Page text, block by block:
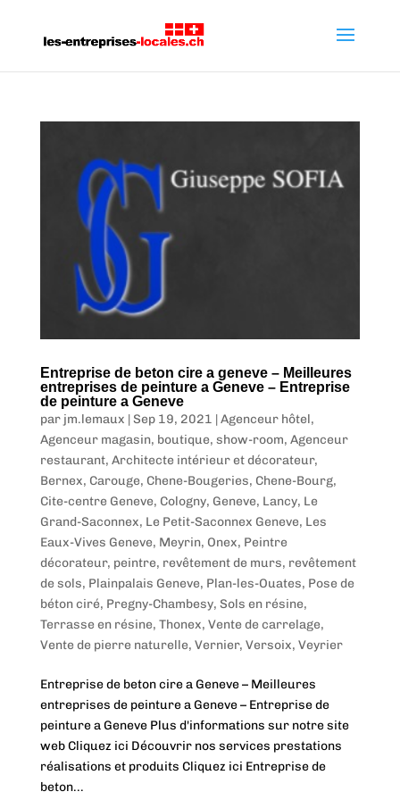
Entreprise de beton cire a geneve – Meilleures
entreprises de peinture a Geneve – Entreprise
de peinture a Geneve
par jm.lemaux |Sep 19, 2021 |Agenceur hôtel,
Agenceur magasin, boutique, show-room, Agenceur
restaurant, Architecte intérieur et décorateur,
Bernex, Carouge, Chene-Bougeries, Chene-Bourg,
Cite-centre Geneve, Cologny, Geneve, Lancy, Le
Grand-Saconnex, Le Petit-Saconnex Geneve, Les
Eaux-Vives Geneve, Meyrin, Onex, Peintre
décorateur, peintre, revêtement de murs, revêtement
de sols, Plainpalais Geneve, Plan-les-Ouates, Pose de
béton ciré, Pregny-Chambesy, Sols en résine,
Terrasse en résine, Thonex, Vente de carrelage,
Vente de pierre naturelle, Vernier, Versoix, Veyrier
Entreprise de beton cire a Geneve – Meilleures
entreprises de peinture a Geneve – Entreprise de
peinture a Geneve Plus d'informations sur notre site
web Cliquez ici Découvrir nos services prestations
réalisations et produits Cliquez ici Entreprise de
beton...